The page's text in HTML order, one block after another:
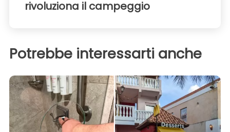
rivoluziona il campeggio
Potrebbe interessarti anche